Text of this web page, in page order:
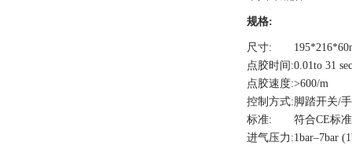
规格:
尺寸:
点胶时间:0.01to 31
点胶速度:>600/m
控制方式:脚踏开关/
标准:
符合CE标准
进气压力:1bar–7bar